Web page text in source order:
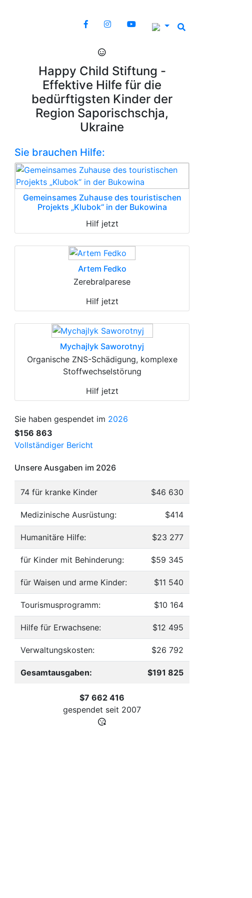
Happy Child Stiftung -
Effektive Hilfe für die
bedürftigsten Kinder der
Region Saporischschja,
Ukraine
Sie brauchen Hilfe:
Gemeinsames Zuhause des touristischen
Projekts „Klubok“ in der Bukowina
Hilf jetzt
Artem Fedko
Zerebralparese
Hilf jetzt
Mychajlyk Saworotnyj
Organische ZNS-Schädigung, komplexe
Stoffwechselstörung
Hilf jetzt
Sie haben gespendet im 2026
$156 863
Vollständiger Bericht
Unsere Ausgaben im 2026
74 für kranke Kinder $46 630
Medizinische Ausrüstung: $414
Humanitäre Hilfe: $23 277
für Kinder mit Behinderung: $59 345
für Waisen und arme Kinder: $11 540
Tourismusprogramm: $10 164
Hilfe für Erwachsene: $12 495
Verwaltungskosten: $26 792
Gesamtausgaben: $191 825
$7 662 416
gespendet seit 2007